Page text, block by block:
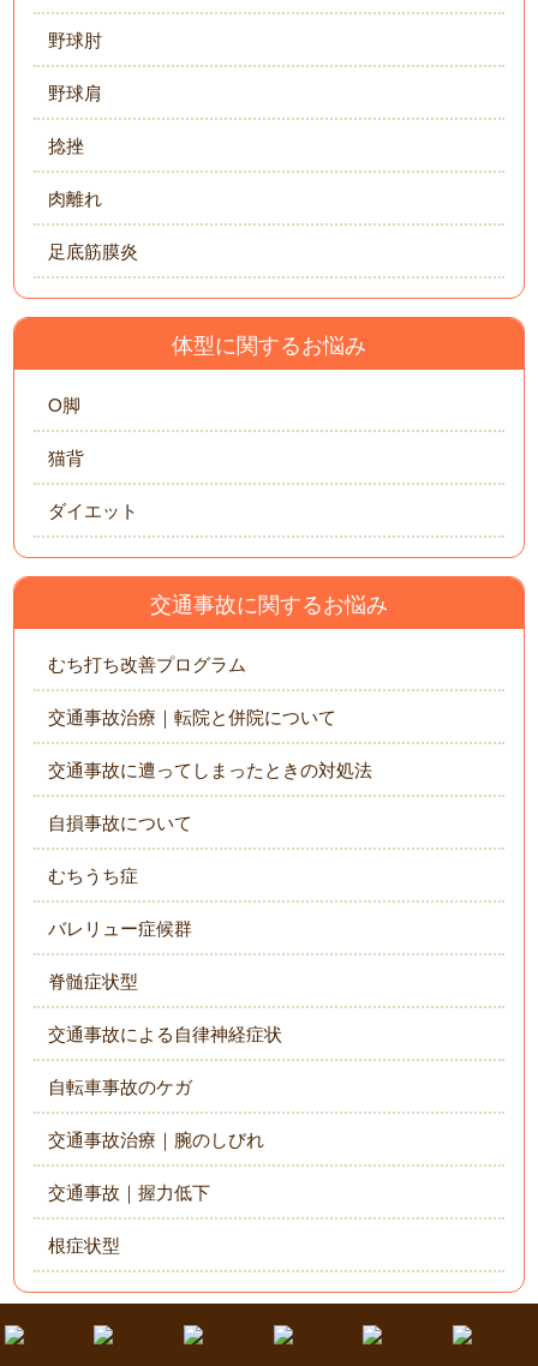
野球肘
野球肩
捻挫
肉離れ
足底筋膜炎
体型に関するお悩み
O脚
猫背
ダイエット
交通事故に関するお悩み
むち打ち改善プログラム
交通事故治療｜転院と併院について
交通事故に遭ってしまったときの対処法
自損事故について
むちうち症
バレリュー症候群
脊髄症状型
交通事故による自律神経症状
自転車事故のケガ
交通事故治療｜腕のしびれ
交通事故｜握力低下
根症状型
爪の症状によるお悩み